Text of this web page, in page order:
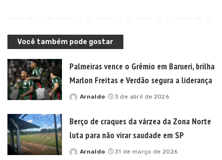
Você também pode gostar
Palmeiras vence o Grêmio em Barueri, brilha
Marlon Freitas e Verdão segura a liderança
Posted
Arnaldo 3 de abril de 2026
Berço de craques da várzea da Zona Norte
luta para não virar saudade em SP
Posted
Arnaldo 31 de março de 2026